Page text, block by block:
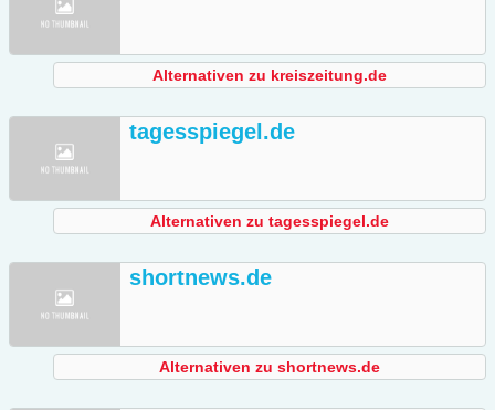
Alternativen zu kreiszeitung.de
tagesspiegel.de
Alternativen zu tagesspiegel.de
shortnews.de
Alternativen zu shortnews.de